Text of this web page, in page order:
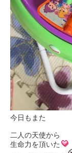
今日もまた
二人の天使から
生命力を頂いた